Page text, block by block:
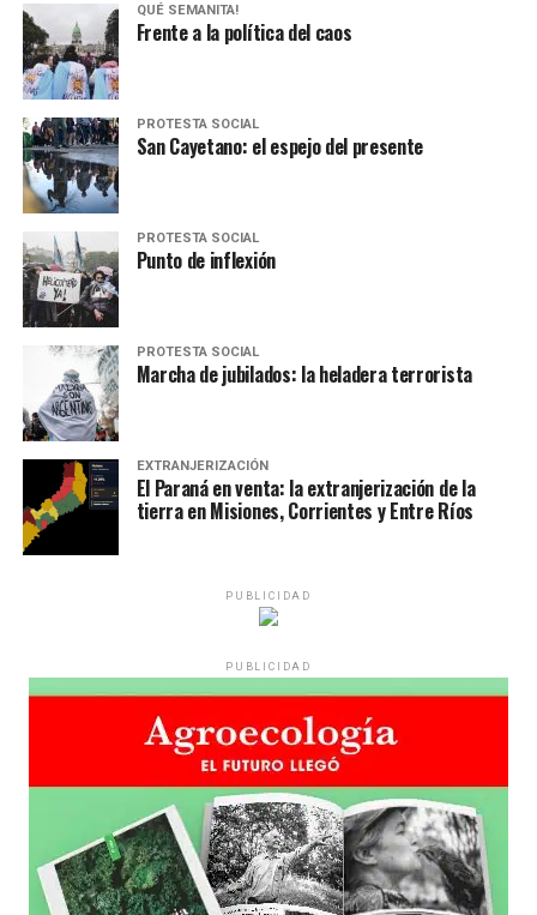
QUÉ SEMANITA!
Frente a la política del caos
PROTESTA SOCIAL
San Cayetano: el espejo del presente
PROTESTA SOCIAL
Punto de inflexión
PROTESTA SOCIAL
Marcha de jubilados: la heladera terrorista
EXTRANJERIZACIÓN
El Paraná en venta: la extranjerización de la
tierra en Misiones, Corrientes y Entre Ríos
PUBLICIDAD
PUBLICIDAD